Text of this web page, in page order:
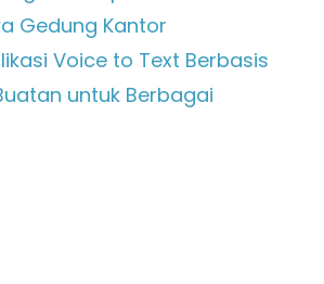
Gedung Kantor
Voice to Text Berbasis
untuk Berbagai